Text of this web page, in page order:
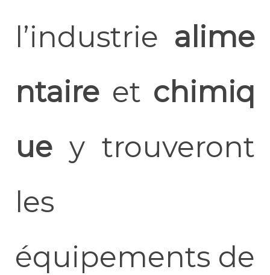
l’industrie alime
ntaire et chimiq
ue y trouveront
les
équipements de